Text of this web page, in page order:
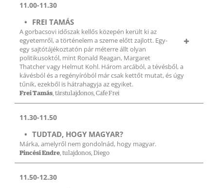
11.00-11.30
FREI TAMÁS
A gorbacsovi időszak kellős közepén került ki az
egyetemről, a történelem a szeme előtt zajlott. Egy-
egy sajtótájékoztatón pár méterre állt olyan
politikusoktól, mint Ronald Reagan, Margaret
Thatcher vagy Helmut Kohl. Három arcából, a tévésből, a
kávésból és a regényíróból már csak kettőt mutat, és úgy
tűnik, ezekből is hátrahagyja az egyiket.
Frei Tamás, társtulajdonos, Cafe Frei
11.30-11.50
TUDTAD, HOGY MAGYAR?
Márka, amelyről nem gondolnád, hogy magyar.
Pincési Endre, tulajdonos, Diego
11.50-12.30